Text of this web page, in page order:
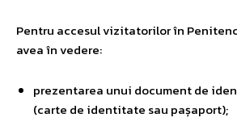
Pentru accesul vizitatorilor în
avea în vedere:
prezentarea unui document de
(carte de identitate sau pașaport);